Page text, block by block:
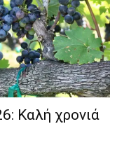
Καλή χρονιά